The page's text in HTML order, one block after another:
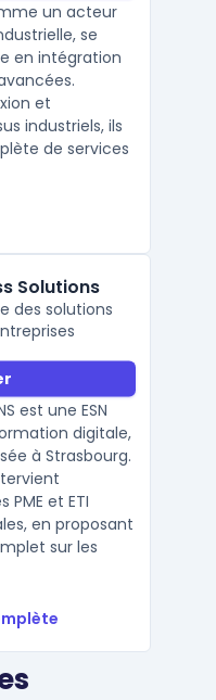
un acteur
se
en intégration
et
industriels, ils
de services
Solutions
des solutions
est une ESN
digitale,
à Strasbourg.
et ETI
en proposant
sur les